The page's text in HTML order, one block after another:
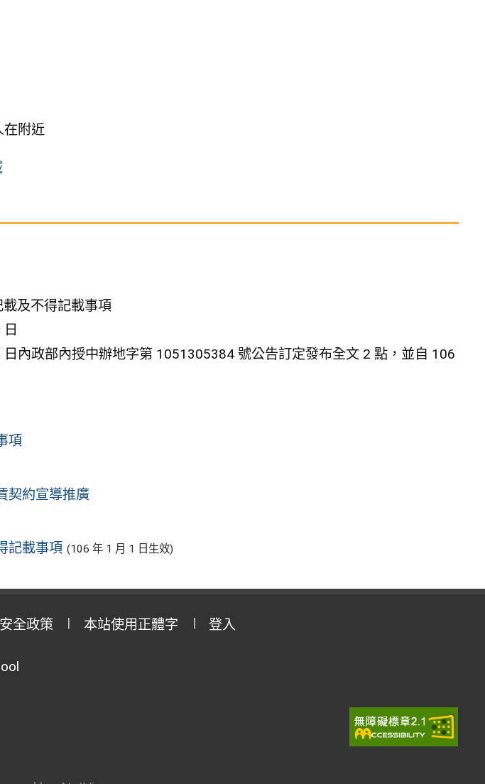
在附近
及不得記載事項
內政部內授中辦地字第 1051305384 號公告訂定發布全文 2 點，並自 106
項
契約宣導推廣
記載事項 (106 年 1 月 1 日生效)
全政策 本站使用正體字 登入